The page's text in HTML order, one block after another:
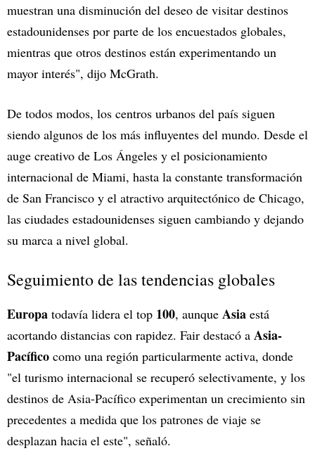
muestran una disminución del deseo de visitar destinos
estadounidenses por parte de los encuestados globales,
mientras que otros destinos están experimentando un
mayor interés", dijo McGrath.
De todos modos, los centros urbanos del país siguen
siendo algunos de los más influyentes del mundo. Desde el
auge creativo de Los Ángeles y el posicionamiento
internacional de Miami, hasta la constante transformación
de San Francisco y el atractivo arquitectónico de Chicago,
las ciudades estadounidenses siguen cambiando y dejando
su marca a nivel global.
Seguimiento de las tendencias globales
Europa todavía lidera el top 100, aunque Asia está
acortando distancias con rapidez. Fair destacó a Asia-
Pacífico como una región particularmente activa, donde
"el turismo internacional se recuperó selectivamente, y los
destinos de Asia-Pacífico experimentan un crecimiento sin
precedentes a medida que los patrones de viaje se
desplazan hacia el este", señaló.